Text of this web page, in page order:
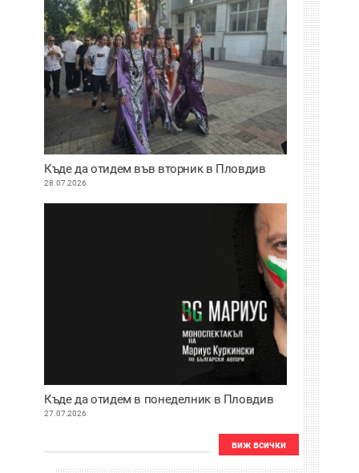
Къде да отидем във вторник в Пловдив
28.07.2026
Къде да отидем в понеделник в Пловдив
27.07.2026
виж всички